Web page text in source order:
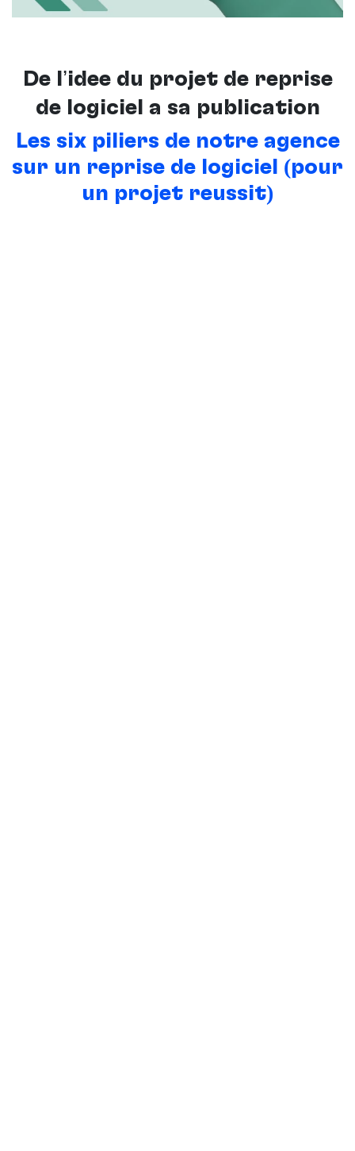
De l’idée du projet de reprise
de logiciel à sa publication
Les six piliers de notre agence
sur un reprise de logiciel (pour
un projet réussit)